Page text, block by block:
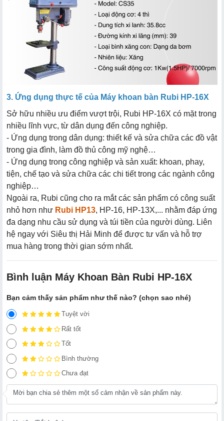
3. Ứng dụng thực tế của Máy khoan bàn Rubi HP-16X
Sở hữu nhiều ưu điểm vượt trội, Rubi HP-16X có mặt trong
nhiều lĩnh vực, từ dân dụng đến công nghiệp.
- Ứng dụng trong dân dụng: thiết kế và sửa chữa các đồ vật
trong gia đình, làm đồ thủ công mỹ nghệ…
- Ứng dụng trong công nghiệp và sản xuất: khoan, phay,
tiện, chế tạo và sửa chữa các chi tiết trong các ngành công
nghiệp…
Ngoài ra, Rubi cũng cho ra mắt các sản phẩm có công suất
nhỏ hơn như Rubi HP13, HP-16, HP-13X,... nhằm đáp ứng
đa dạng nhu cầu sử dụng và túi tiền của người dùng. Liên
hệ ngay với Siêu thị Hải Minh để được tư vấn và hỗ trợ
mua hàng trong thời gian sớm nhất.
Bình luận Máy Khoan Bàn Rubi HP-16X
Bạn cảm thấy sản phẩm như thế nào? (chọn sao nhé)
Tuyệt vời
Rất tốt
Tốt
Bình thường
Chưa đạt